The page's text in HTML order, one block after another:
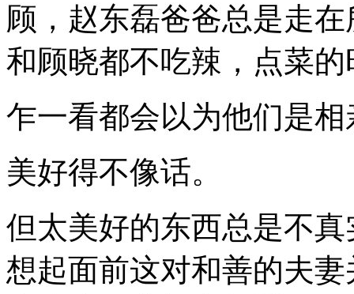
顾，赵东磊爸爸总是走
和顾晓都不吃辣，点菜
乍一看都会以为他们是
美好得不像话。
但太美好的东西总是不
想起面前这对和善的夫